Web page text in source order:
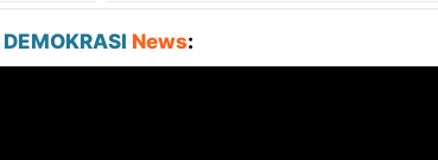
DEMOKRASI News: